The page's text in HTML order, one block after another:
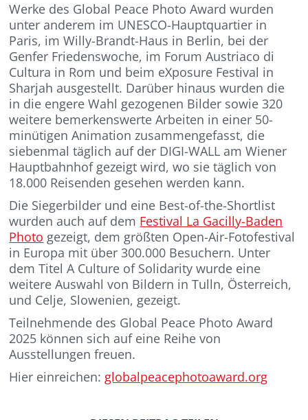
Werke des Global Peace Photo Award wurden
unter anderem im UNESCO-Hauptquartier in
Paris, im Willy-Brandt-Haus in Berlin, bei der
Genfer Friedenswoche, im Forum Austriaco di
Cultura in Rom und beim eXposure Festival in
Sharjah ausgestellt. Darüber hinaus wurden die
in die engere Wahl gezogenen Bilder sowie 320
weitere bemerkenswerte Arbeiten in einer 50-
minütigen Animation zusammengefasst, die
siebenmal täglich auf der DIGI-WALL am Wiener
Hauptbahnhof gezeigt wird, wo sie täglich von
18.000 Reisenden gesehen werden kann.
Die Siegerbilder und eine Best-of-the-Shortlist
wurden auch auf dem Festival La Gacilly-Baden
Photo gezeigt, dem größten Open-Air-Fotofestival
in Europa mit über 300.000 Besuchern. Unter
dem Titel A Culture of Solidarity wurde eine
weitere Auswahl von Bildern in Tulln, Österreich,
und Celje, Slowenien, gezeigt.
Teilnehmende des Global Peace Photo Award
2025 können sich auf eine Reihe von
Ausstellungen freuen.
Hier einreichen: globalpeacephotoaward.org